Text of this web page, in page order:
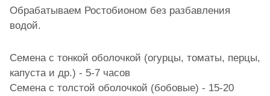
Обрабатываем Ростобионом без разбавления
водой.
Семена с тонкой оболочкой (огурцы, томаты, перцы,
капуста и др.) - 5-7 часов
Семена с толстой оболочкой (бобовые) - 15-20